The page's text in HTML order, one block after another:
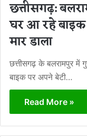
छत्तीसगढ़:
घर आ रहे बाइक
मार डाला
छत्तीसगढ़ के बलरामपुर में
बाइक पर अपने बेटी…
Read More »